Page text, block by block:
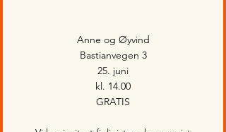
Anne og Øyvind
Bastianvegen 3
25. juni
kl. 14.00
GRATIS